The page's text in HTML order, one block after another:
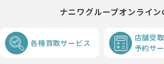
ナニワグループオンライ
各種買取サービス
店舗受取
予約サ